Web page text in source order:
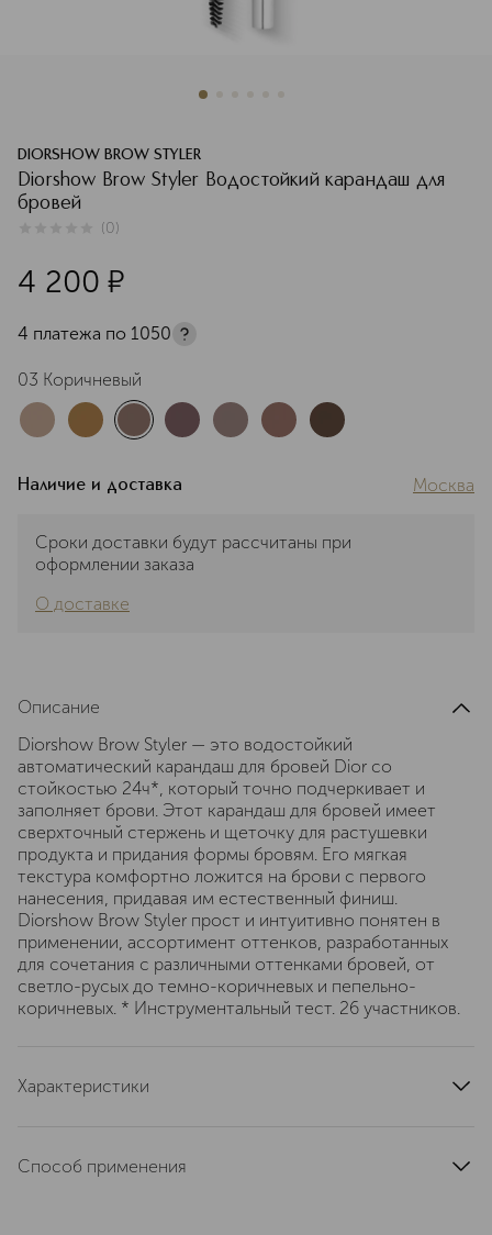
DIORSHOW BROW STYLER
Diorshow Brow Styler Водостойкий карандаш для
бровей
(0)
4 200 ¤
4 платежа по 1050
03 Коричневый
Наличие и доставка Москва
Сроки доставки будут рассчитаны при
оформлении заказа
О доставке
Описание
Diorshow Brow Styler — это водостойкий
автоматический карандаш для бровей Dior со
стойкостью 24ч*, который точно подчеркивает и
заполняет брови. Этот карандаш для бровей имеет
сверхточный стержень и щеточку для растушевки
продукта и придания формы бровям. Его мягкая
текстура комфортно ложится на брови с первого
нанесения, придавая им естественный финиш.
Diorshow Brow Styler прост и интуитивно понятен в
применении, ассортимент оттенков, разработанных
для сочетания с различными оттенками бровей, от
светло-русых до темно-коричневых и пепельно-
коричневых. * Инструментальный тест. 26 участников.
Характеристики
цвет
Способ применения